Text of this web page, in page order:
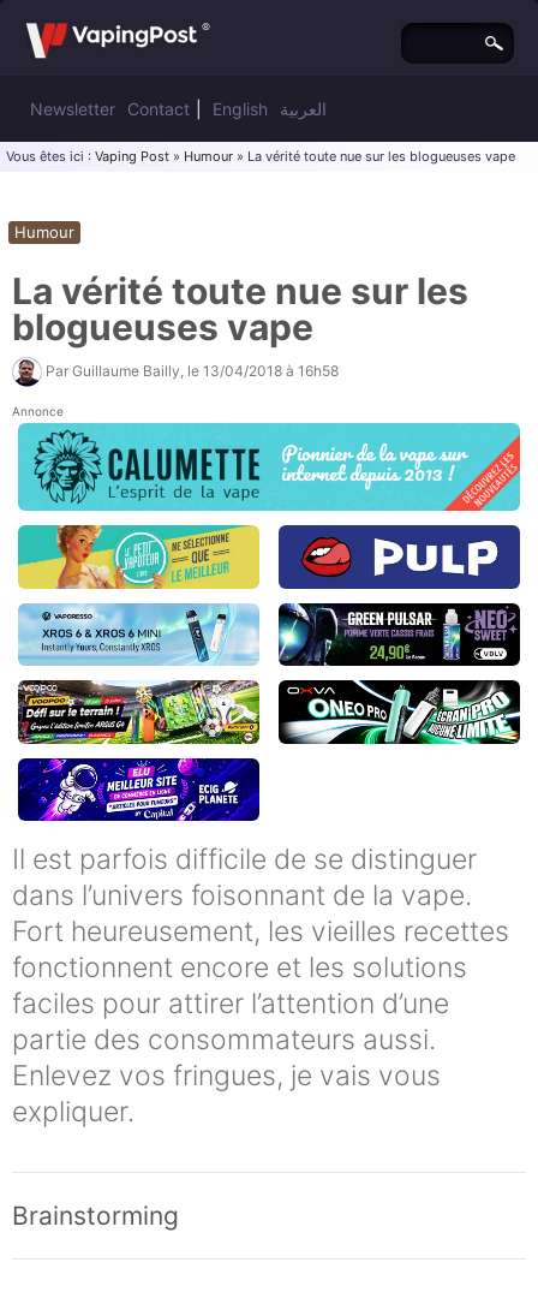
Newsletter Contact English العربية
Vous êtes ici : Vaping Post » Humour » La vérité toute nue sur les blogueuses vape
Humour
La vérité toute nue sur les
blogueuses vape
Par Guillaume Bailly , le 13/04/2018 à 16h58
Annonce
Il est parfois difficile de se distinguer
dans l’univers foisonnant de la vape.
Fort heureusement, les vieilles recettes
fonctionnent encore et les solutions
faciles pour attirer l’attention d’une
partie des consommateurs aussi.
Enlevez vos fringues, je vais vous
expliquer.
Brainstorming